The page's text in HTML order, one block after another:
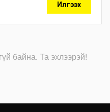
Илгээх
байна. Та эхлээрэй!